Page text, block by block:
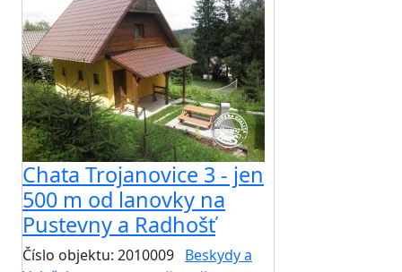
Chata Trojanovice 3 - jen
500 m od lanovky na
Pustevny a Radhošť
Číslo objektu: 2010009 Beskydy a